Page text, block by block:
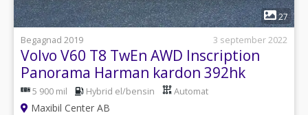
1
27
Begagnad 2019
3 september 2022
Volvo V60 T8 TwEn AWD Inscription
Panorama Harman kardon 392hk
5 900 mil Hybrid el/bensin Automat
Maxibil Center AB